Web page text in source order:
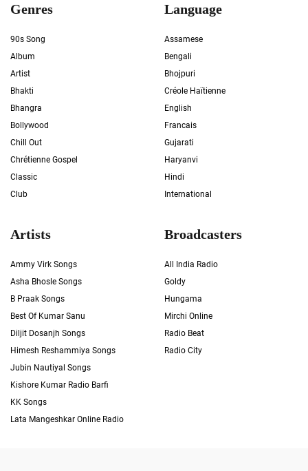
Genres
90s Song
Album
Artist
Bhakti
Bhangra
Bollywood
Chill Out
Chrétienne Gospel
Classic
Club
Language
Assamese
Bengali
Bhojpuri
Créole Haïtienne
English
Francais
Gujarati
Haryanvi
Hindi
International
Artists
Ammy Virk Songs
Asha Bhosle Songs
B Praak Songs
Best Of Kumar Sanu
Diljit Dosanjh Songs
Himesh Reshammiya Songs
Jubin Nautiyal Songs
Kishore Kumar Radio Barfi
KK Songs
Lata Mangeshkar Online Radio
Broadcasters
All India Radio
Goldy
Hungama
Mirchi Online
Radio Beat
Radio City